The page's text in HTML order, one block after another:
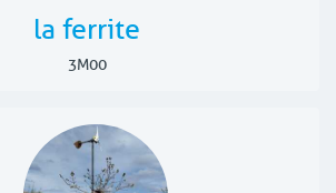
la ferrite
3M00